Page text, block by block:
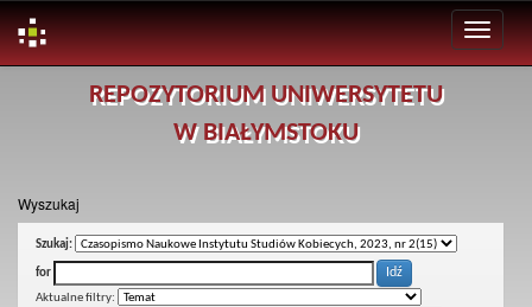
REPOZYTORIUM UNIWERSYTETU
W BIAŁYMSTOKU
Wyszukaj
Szukaj:
for
Aktualne filtry: